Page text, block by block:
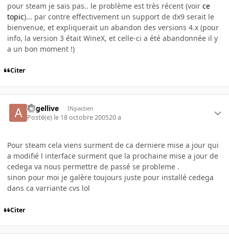
pour steam je sais pas.. le problème est très récent (voir ce
topic)... par contre effectivement un support de dx9 serait le
bienvenue, et expliquerait un abandon des versions 4.x (pour
info, la version 3 était WineX, et celle-ci a été abandonnée il y
a un bon moment !)
Citer
angellive INpactien
Posté(e) le 18 octobre 200520 a
Pour steam cela viens surment de ca derniere mise a jour qui
a modifié l interface surment que la prochaine mise a jour de
cedega va nous permettre de passé se probleme .
sinon pour moi je galère toujours juste pour installé cedega
dans ca varriante cvs lol
Citer